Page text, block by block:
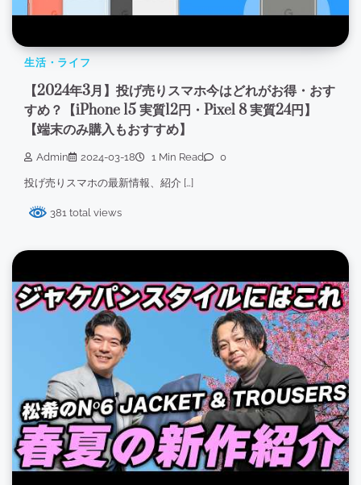
生活・ライフ
【2024年3月】投げ売りスマホ今はどれがお得・おす
すめ？【iPhone 15 実質12円・Pixel 8 実質24円】
【端末のみ購入もおすすめ】
Admin 2024-03-18 1 Min Read 0
投げ売りスマホの最新情報、紹介 […]
381 total views